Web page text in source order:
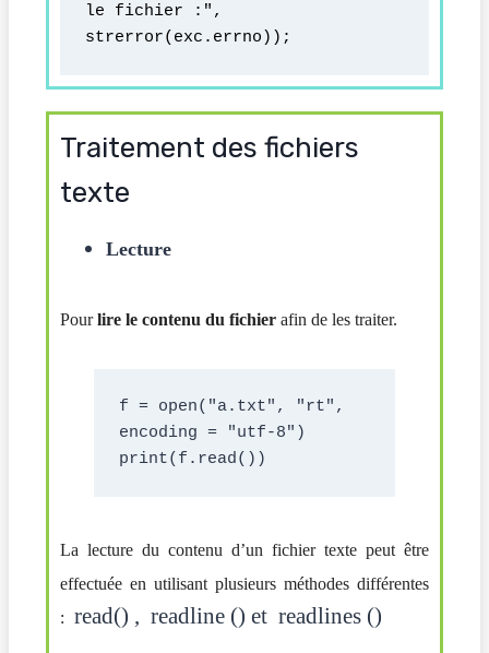
le fichier :",
strerror(exc.errno));
Traitement des fichiers
texte
Lecture
Pourlire le contenu du fichier afin de les traiter.
f = open("a.txt", "rt",
encoding = "utf-8")
print(f.read())
La lecture du contenu d’un fichier texte peut être
effectuée en utilisant plusieurs méthodes différentes
: read() , readline () et readlines ()